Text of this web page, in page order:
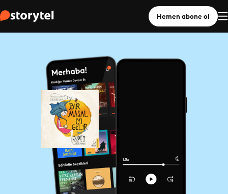
Hemen abone ol